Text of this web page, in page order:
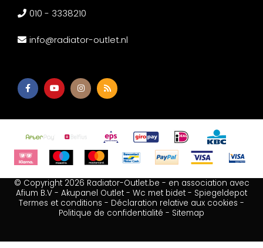
010 - 3338210
info@radiator-outlet.nl
© Copyright 2026 Radiator-Outlet.be - en association avec
Afium B.V - Akupanel Outlet - Wc met bidet - Spiegeldepot
Termes et conditions - Déclaration relative aux cookies -
Politique de confidentialité - Sitemap